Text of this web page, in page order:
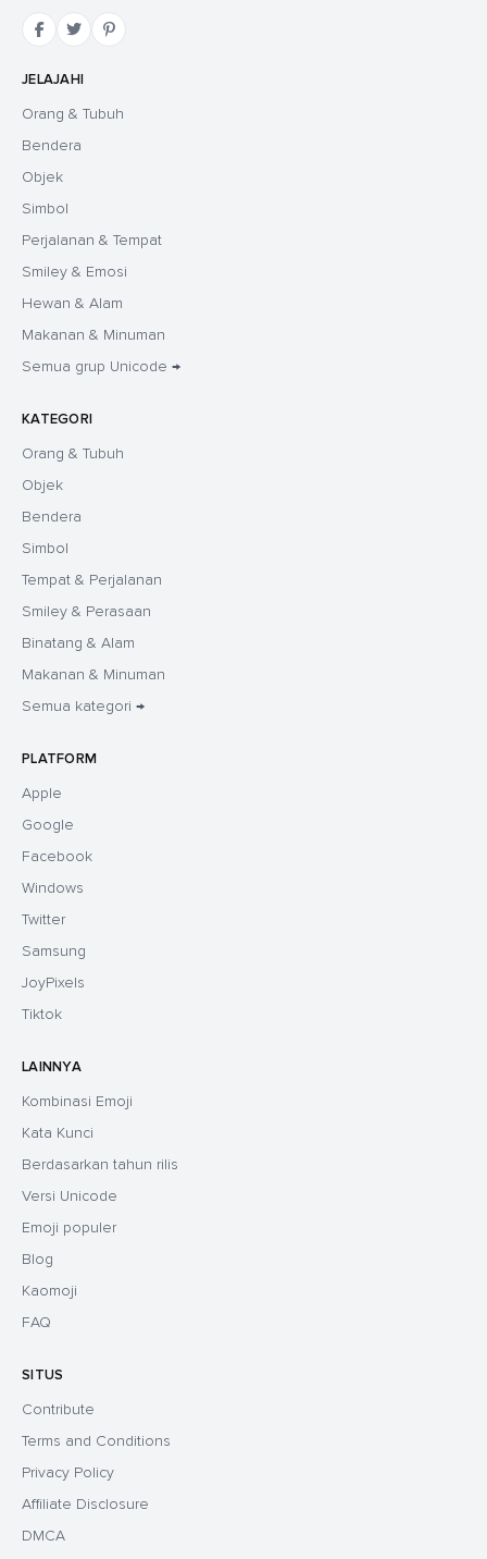
JELAJAHI
Orang & Tubuh
Bendera
Objek
Simbol
Perjalanan & Tempat
Smiley & Emosi
Hewan & Alam
Makanan & Minuman
Semua grup Unicode →
KATEGORI
Orang & Tubuh
Objek
Bendera
Simbol
Tempat & Perjalanan
Smiley & Perasaan
Binatang & Alam
Makanan & Minuman
Semua kategori →
PLATFORM
Apple
Google
Facebook
Windows
Twitter
Samsung
JoyPixels
Tiktok
LAINNYA
Kombinasi Emoji
Kata Kunci
Berdasarkan tahun rilis
Versi Unicode
Emoji populer
Blog
Kaomoji
FAQ
SITUS
Contribute
Terms and Conditions
Privacy Policy
Affiliate Disclosure
DMCA